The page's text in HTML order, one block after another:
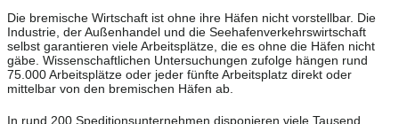
Die bremische Wirtschaft ist ohne ihre Häfen nicht vorstellbar. Die
Industrie, der Außenhandel und die Seehafenverkehrswirtschaft
selbst garantieren viele Arbeitsplätze, die es ohne die Häfen nicht
gäbe. Wissenschaftlichen Untersuchungen zufolge hängen rund
75.000 Arbeitsplätze oder jeder fünfte Arbeitsplatz direkt oder
mittelbar von den bremischen Häfen ab.
In rund 200 Speditionsunternehmen disponieren viele Tausend